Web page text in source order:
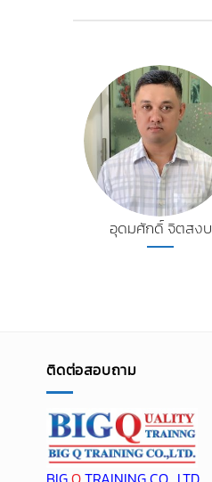
อุดมศักดิ์ จิตสงบ
ติดต่อสอบถาม